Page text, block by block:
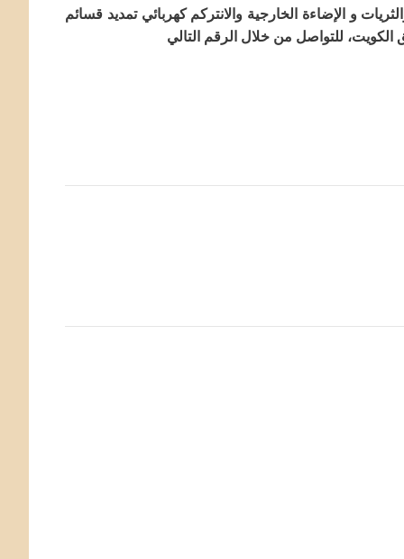
و الإضاءة الخارجية والانتركم كهربائي تمديد قسائم